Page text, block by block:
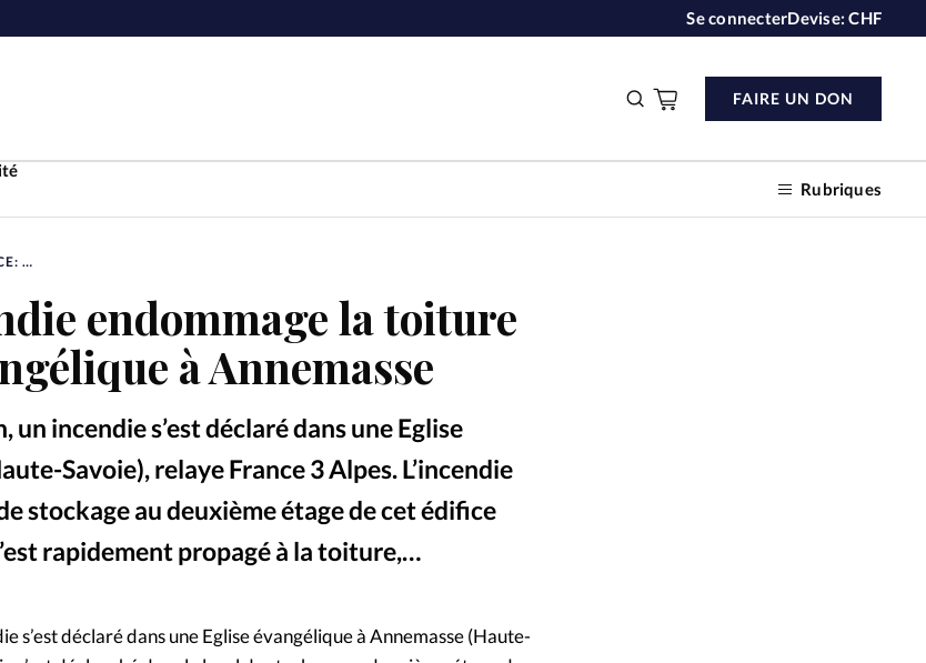
Se connecterDevise:CHF
Rubriques
FAIRE UN DON
Laicité
Société
Faire un don
La rédaction
Mon compte
Nous contacter
FRANCE: UN INCENDIE ENDOMMAGE LA TOITURE D’UNE EGLISE ÉVANGÉLIQUE À ANNEMASSE
endommage la toiture
à Annemasse
incendie s’est déclaré dans une Eglise
Savoie), relaye France 3 Alpes. L’incendie
stockage au deuxième étage de cet édifice
rapidement propagé à la toiture,…
s’est déclaré dans une Eglise évangélique à Annemasse (Haute-